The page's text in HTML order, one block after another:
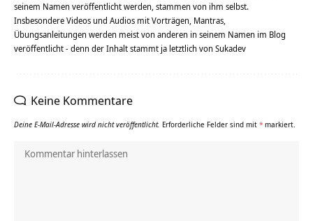
seinem Namen veröffentlicht werden, stammen von ihm selbst.
Insbesondere Videos und Audios mit Vorträgen, Mantras,
Übungsanleitungen werden meist von anderen in seinem Namen im Blog
veröffentlicht - denn der Inhalt stammt ja letztlich von Sukadev
Keine Kommentare
Deine E-Mail-Adresse wird nicht veröffentlicht. Erforderliche Felder sind mit * markiert.